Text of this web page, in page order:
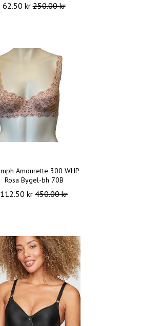
62.50 kr250.00 kr
Amourette 300 WHP
Rosa Bygel-bh 70B
112.50 kr450.00 kr